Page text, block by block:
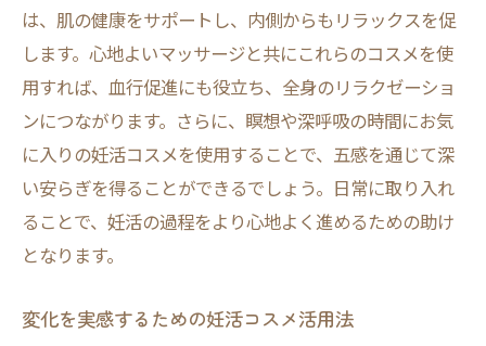
は、肌の健康をサポートし、内側からもリラックスを促
します。心地よいマッサージと共にこれらのコスメを使
用すれば、血行促進にも役立ち、全身のリラクゼーショ
ンにつながります。さらに、瞑想や深呼吸の時間にお気
に入りの妊活コスメを使用することで、五感を通じて深
い安らぎを得ることができるでしょう。日常に取り入れ
ることで、妊活の過程をより心地よく進めるための助け
となります。
変化を実感するための妊活コスメ活用法